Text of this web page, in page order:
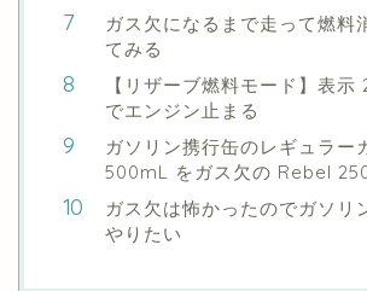
ガス欠になるまで走って燃料
てみる
【リザーブ燃料モード】表示
でエンジン止まる
ガソリン携行缶のレギュラー
500mL をガス欠の Rebel
ガス欠は怖かったのでガソリ
やりたい